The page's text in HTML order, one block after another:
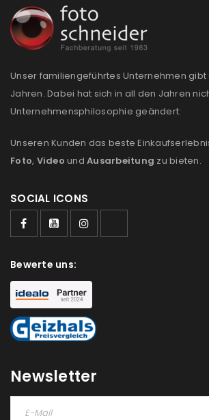
Unser familiengeführtes Unternehmen
Jahren. Dabei hat sich in all den Jahren
Unternehmensphilosophie geändert:
Unseren Kunden das beste
Foto, Video und Ausarbeitung zu bieten.
SOCIAL ICONS
Bewerte uns:
Newsletter